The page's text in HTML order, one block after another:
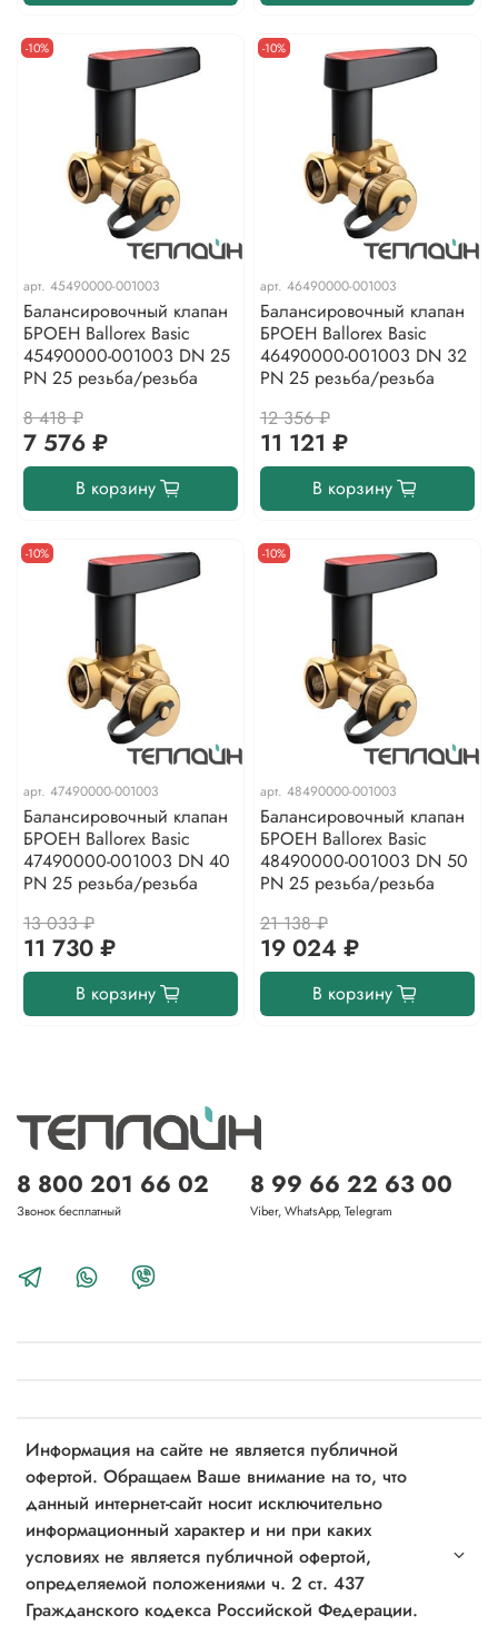
-10%
арт. 45490000-001003
Балансировочный клапан
БРОЕН Ballorex Basic
45490000-001003 DN 25
PN 25 резьба/резьба
8 418 ₽
7 576 ₽
В корзину
-10%
арт. 46490000-001003
Балансировочный клапан
БРОЕН Ballorex Basic
46490000-001003 DN 32
PN 25 резьба/резьба
12 356 ₽
11 121 ₽
В корзину
-10%
арт. 47490000-001003
Балансировочный клапан
БРОЕН Ballorex Basic
47490000-001003 DN 40
PN 25 резьба/резьба
13 033 ₽
11 730 ₽
В корзину
-10%
арт. 48490000-001003
Балансировочный клапан
БРОЕН Ballorex Basic
48490000-001003 DN 50
PN 25 резьба/резьба
21 138 ₽
19 024 ₽
В корзину
Информация на сайте не является публичной
офертой. Обращаем Ваше внимание на то, что
данный интернет-сайт носит исключительно
информационный характер и ни при каких
условиях не является публичной офертой,
определяемой положениями ч. 2 ст. 437
Гражданского кодекса Российской Федерации.
8 800 201 66 02
Звонок бесплатный
8 99 66 22 63 00
Viber, WhatsApp, Telegram